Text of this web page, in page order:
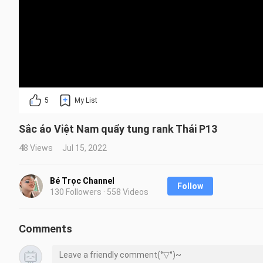
5 My List
Sắc áo Việt Nam quẩy tung rank Thái P13
48 Views Jul 15, 2022
Bé Trọc Channel
130 Followers · 558 Videos
Follow
Comments